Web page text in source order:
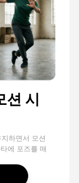
션 시
하면서 모션
에 포즈를 매